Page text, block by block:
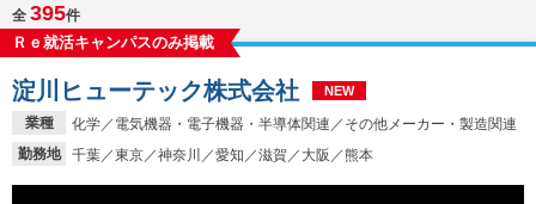
イベントを探す スカウト お知らせ
就活ノウハウ・サポート
就活支援 就活コラム
全 395件
Ｒｅ就活キャンパスのみ掲載
業種
化学／電気機器・電子機器・半導体関連／その他メーカー・製造関連
勤務地
千葉／東京／神奈川／愛知／滋賀／大阪／熊本
淀川ヒューテック株式会社 NEW